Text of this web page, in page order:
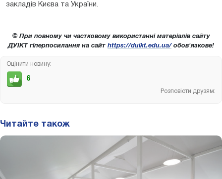
закладів Києва та України.
© При повному чи частковому використанні матеріалів сайту
ДУІКТ гіперпосилання на сайт https://duikt.edu.ua/обов'язкове!
Оцінити новину:
6
Розповісти друзям:
Читайте також